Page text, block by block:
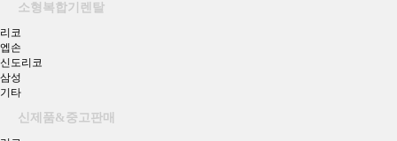
소형복합기렌탈
리코
엡손
신도리코
삼성
기타
신제품&중고판매